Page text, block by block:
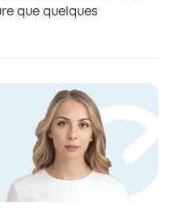
que quelques